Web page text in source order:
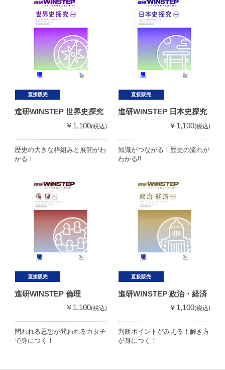
直接販売
進研WINSTEP 世界史探究
￥1,100(税込)
歴史の大きな枠組みと展開がわ
かる！
直接販売
進研WINSTEP 日本史探究
￥1,100(税込)
知識がつながる！歴史の流れが
わかる!!
直接販売
進研WINSTEP 倫理
￥1,100(税込)
問われる思想が問われるカタチ
で身につく！
直接販売
進研WINSTEP 政治・経済
￥1,100(税込)
判断ポイントがみえる！解き方
が身につく！